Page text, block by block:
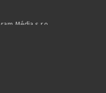
Média s.r.o.